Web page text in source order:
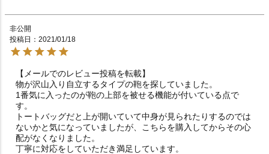
非公開
投稿日
2021/01/18
【メールでのレビュー投稿を転載】
物が沢山入り自立するタイプの鞄を探していました。
1番気に入ったのが鞄の上部を被せる機能が付いている点で
す。
トートバッグだと上が開いていて中身が見られたりするのでは
ないかと気になっていましたが、こちらを購入してからその心
配がなくなりました。
丁寧に対応をしていただき満足しています。